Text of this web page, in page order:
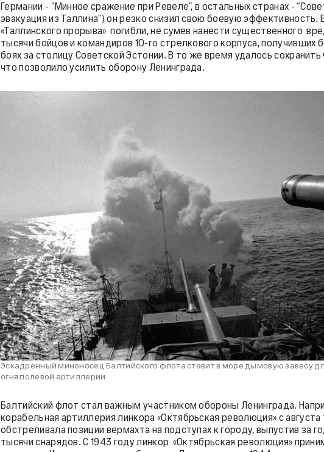
Германии - “Минное сражение при Ревеле”, в остальных странах -
эвакуация из Таллина”) он резко снизил свою боевую эффективность.
«Таллинского прорыва» погибли, не сумев нанести существенного
тысячи бойцов и командиров 10-го стрелкового корпуса, получивших
боях за столицу Советской Эстонии. В то же время удалось сохранить
что позволило усилить оборону Ленинграда.
Эскадренный миноносец Балтийского флота ставит в море дымовую завесу
огня полевой артиллерии
Балтийский флот стал важным участником обороны Ленинграда.
корабельная артиллерия линкора «Октябрьская революция» с августа
обстреливала позиции вермахта на подступах к городу, выпустив за
тысячи снарядов. C 1943 году линкор «Октябрьская революция»